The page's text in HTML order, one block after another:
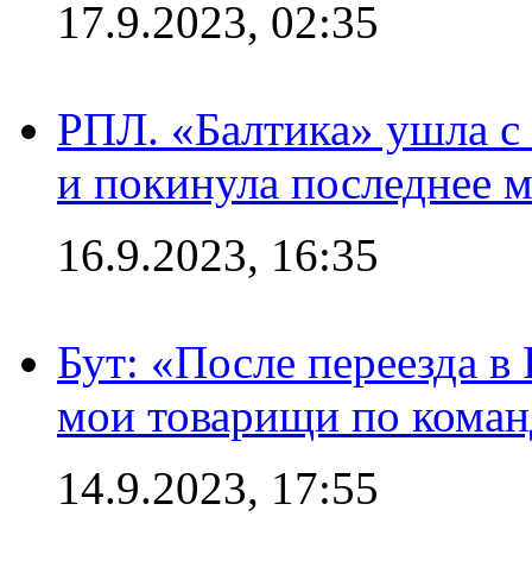
17.9.2023, 02:35
РПЛ. «Балтика» ушла с
и покинула последнее
16.9.2023, 16:35
Бут: «После переезда
мои товарищи по
14.9.2023, 17:55